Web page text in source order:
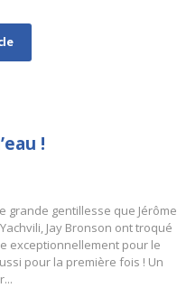
!
grande gentillesse que Jérôme
Jay Bronson ont troqué
exceptionnellement pour le
pour la première fois ! Un